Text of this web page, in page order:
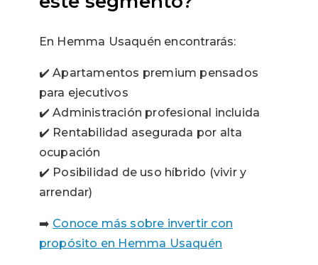
En Hemma Usaquén encontrarás:
✔️ Apartamentos premium pensados
para ejecutivos
✔️ Administración profesional incluida
✔️ Rentabilidad asegurada por alta
ocupación
✔️ Posibilidad de uso híbrido (vivir y
arrendar)
➡️ Conoce más sobre invertir con
propósito en Hemma Usaquén